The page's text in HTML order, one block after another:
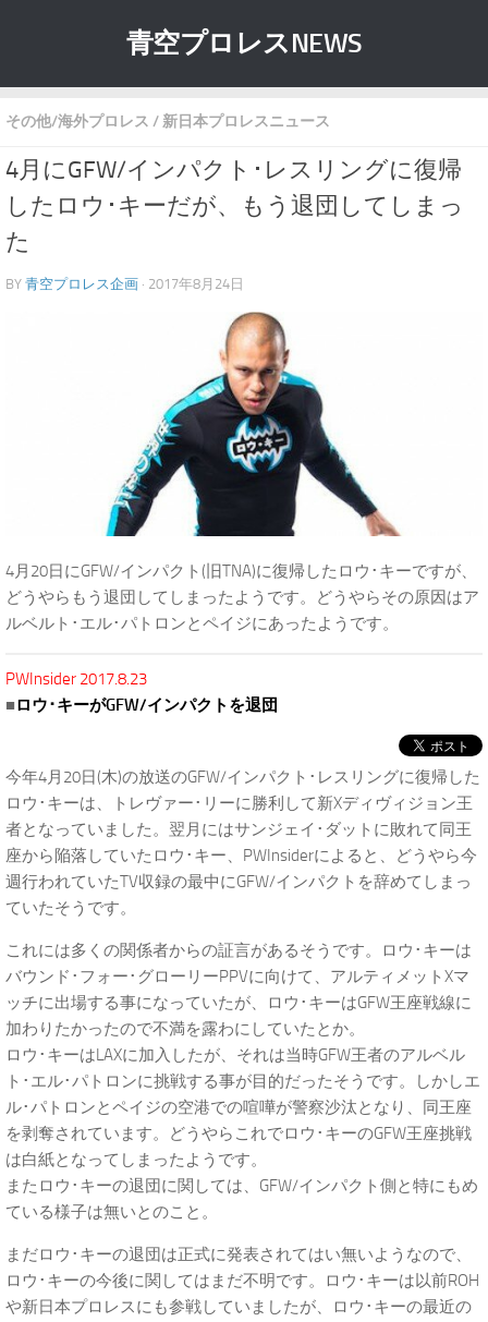
青空プロレスNEWS
その他/海外プロレス / 新日本プロレスニュース
4月にGFW/インパクト･レスリングに復帰
したロウ･キーだが、もう退団してしまっ
た
BY 青空プロレス企画 · 2017年8月24日
4月20日にGFW/インパクト(旧TNA)に復帰したロウ･キーですが、
どうやらもう退団してしまったようです。どうやらその原因はア
ルベルト･エル･パトロンとペイジにあったようです。
PWInsider 2017.8.23
■ロウ･キーがGFW/インパクトを退団
今年4月20日(木)の放送のGFW/インパクト･レスリングに復帰した
ロウ･キーは、トレヴァー･リーに勝利して新Xディヴィジョン王
者となっていました。翌月にはサンジェイ･ダットに敗れて同王
座から陥落していたロウ･キー、PWInsiderによると、どうやら今
週行われていたTV収録の最中にGFW/インパクトを辞めてしまっ
ていたそうです。
これには多くの関係者からの証言があるそうです。ロウ･キーは
バウンド･フォー･グローリーPPVに向けて、アルティメットXマ
ッチに出場する事になっていたが、ロウ･キーはGFW王座戦線に
加わりたかったので不満を露わにしていたとか。
ロウ･キーはLAXに加入したが、それは当時GFW王者のアルベル
ト･エル･パトロンに挑戦する事が目的だったそうです。しかしエ
ル･パトロンとペイジの空港での喧嘩が警察沙汰となり、同王座
を剥奪されています。どうやらこれでロウ･キーのGFW王座挑戦
は白紙となってしまったようです。
またロウ･キーの退団に関しては、GFW/インパクト側と特にもめ
ている様子は無いとのこと。
まだロウ･キーの退団は正式に発表されてはい無いようなので、
ロウ･キーの今後に関してはまだ不明です。ロウ･キーは以前ROH
や新日本プロレスにも参戦していましたが、ロウ･キーの最近の